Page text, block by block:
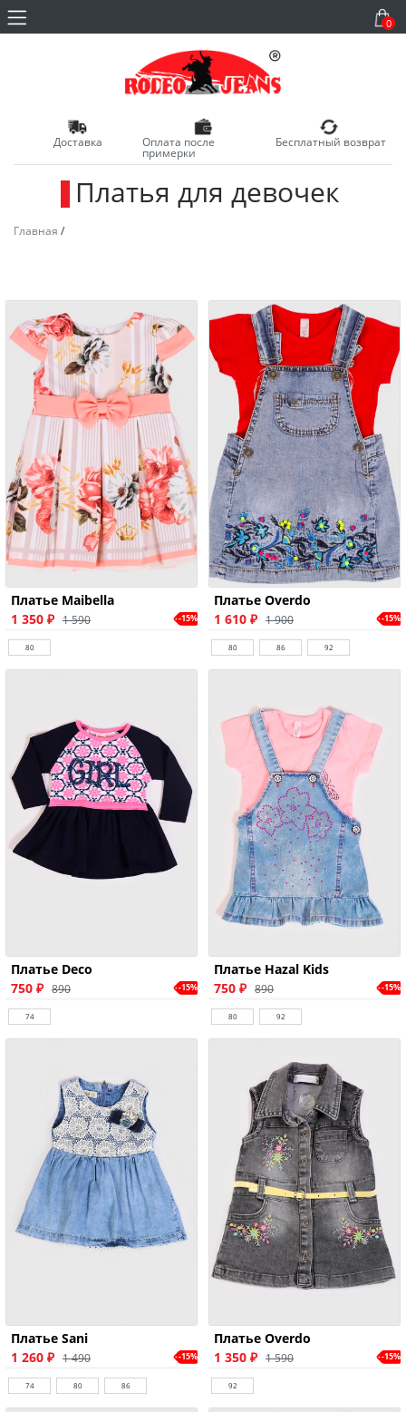
0
Доставка Оплата после
примерки
Бесплатный возврат
Платья для девочек
Главная /
Платье Maibella
1 350 ₽ 1 590 -15%
80
Платье Overdo
1 610 ₽ 1 900 -15%
80 86 92
Платье Deco
750 ₽ 890 -15%
74
Платье Hazal Kids
750 ₽ 890 -15%
80 92
Платье Sani
1 260 ₽ 1 490 -15%
74 80 86
Платье Overdo
1 350 ₽ 1 590 -15%
92